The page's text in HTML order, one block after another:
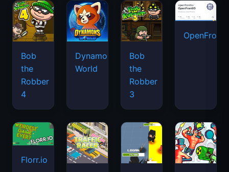
Bob
the
Robber
4
Dynamons
World
Bob
the
Robber
3
Florr.io